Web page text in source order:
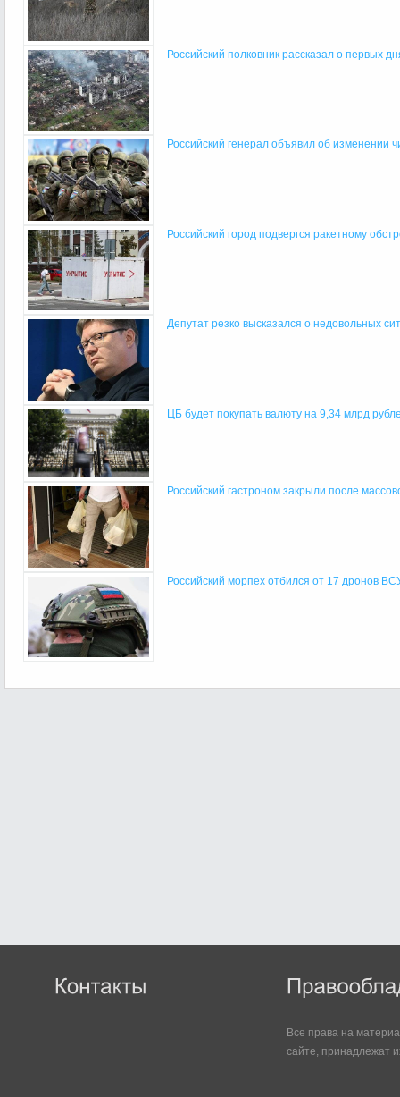
Российский полковник рассказал о первых
Российский генерал объявил об изменении
Российский город подвергся ракетному
Депутат резко высказался о недовольных
ЦБ будет покупать валюту на 9,34 млрд
Российский гастроном закрыли после
Российский морпех отбился от 17 дронов
Все права на
сайте, принадлежат